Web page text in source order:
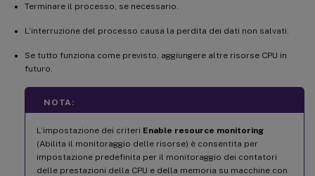
Terminare il processo, se necessario.
L’interruzione del processo causa la perdita dei dati non salvati.
Se tutto funziona come previsto, aggiungere altre risorse CPU in
futuro.
NOTA:
L’impostazione dei criteri Enable resource monitoring
(Abilita il monitoraggio delle risorse) è consentita per
impostazione predefinita per il monitoraggio dei contatori
delle prestazioni della CPU e della memoria su macchine con